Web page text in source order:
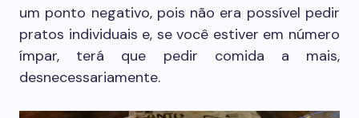
um ponto negativo, pois não era possível pedir
pratos individuais e, se você estiver em número
ímpar, terá que pedir comida a mais,
desnecessariamente.